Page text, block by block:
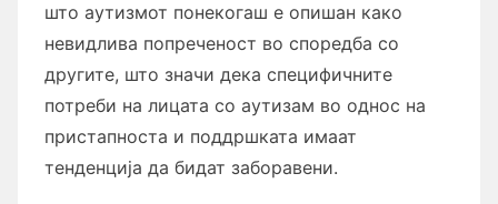
што аутизмот понекогаш е опишан како
невидлива попреченост во споредба со
другите, што значи дека специфичните
потреби на лицата со аутизам во однос на
пристапноста и поддршката имаат
тенденција да бидат заборавени.